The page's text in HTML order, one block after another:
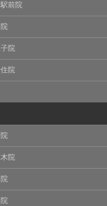
前院
院
院
院